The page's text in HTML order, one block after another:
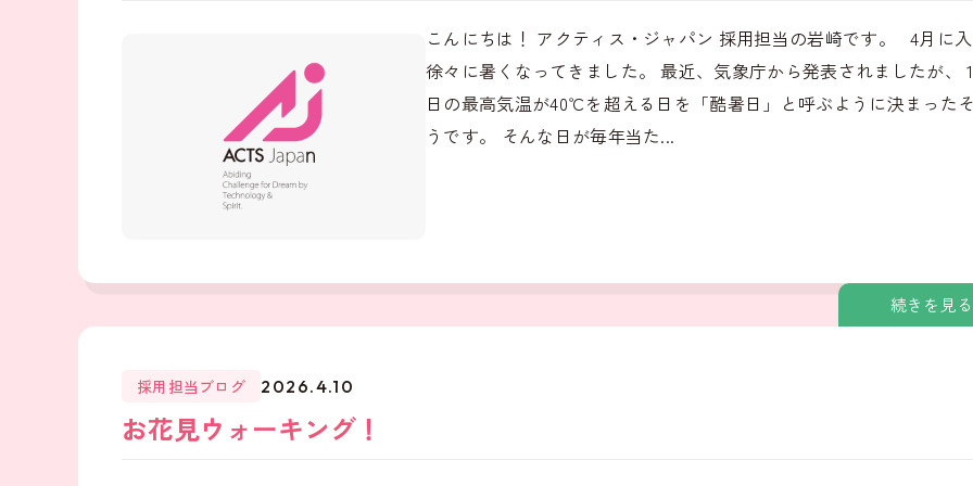
こんにちは！ アクティス・ジャパン 採用担当の岩崎です。 4月に入
徐々に暑くなってきました。 最近、気象庁から発表されましたが、 1
日の最高気温が40℃を超える日を「酷暑日」と呼ぶように決まったそ
うです。 そんな日が毎年当た...
続きを見る
採用担当ブログ 2026.4.10
お花見ウォーキング！